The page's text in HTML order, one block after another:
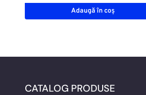
Adaugă în coș
CATALOG PRODUSE